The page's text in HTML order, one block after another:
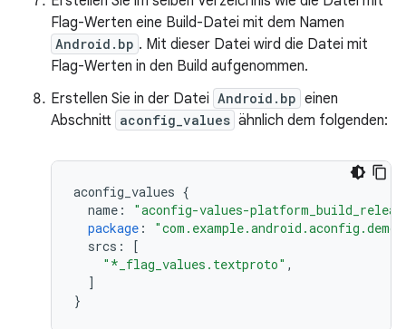
Flag-Werten eine Build-Datei mit dem Namen
Android.bp . Mit dieser Datei wird die Datei mit
Flag-Werten in den Build aufgenommen.
Erstellen Sie in der Datei Android.bp einen
Abschnitt aconfig_values ähnlich dem folgenden:
aconfig_values {
name :
"aconfig-values-
package :
srcs :
[
"*_flag_values.textproto" ,
]
}